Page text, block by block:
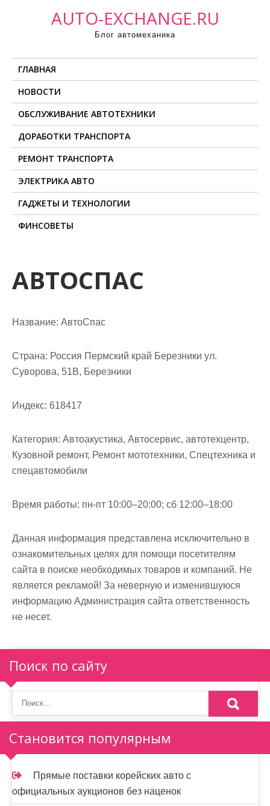
AUTO-EXCHANGE.RU
Блог автомеханика
ГЛАВНАЯ
НОВОСТИ
ОБСЛУЖИВАНИЕ АВТОТЕХНИКИ
ДОРАБОТКИ ТРАНСПОРТА
РЕМОНТ ТРАНСПОРТА
ЭЛЕКТРИКА АВТО
ГАДЖЕТЫ И ТЕХНОЛОГИИ
ФИНСОВЕТЫ
АВТОСПАС
Название: АвтоСпас
Страна: Россия Пермский край Березники ул.
Суворова, 51В, Березники
Индекс: 618417
Категория: Автоакустика, Автосервис, автотехцентр,
Кузовной ремонт, Ремонт мототехники, Спецтехника и
спецавтомобили
Время работы: пн-пт 10:00–20:00; сб 12:00–18:00
Данная информация представлена исключительно в
ознакомительных целях для помощи посетителям
сайта в поиске необходимых товаров и компаний. Не
является рекламой! За неверную и изменившуюся
информацию Администрация сайта ответственность
не несет.
Поиск по сайту
Становится популярным
Прямые поставки корейских авто с
официальных аукционов без наценок